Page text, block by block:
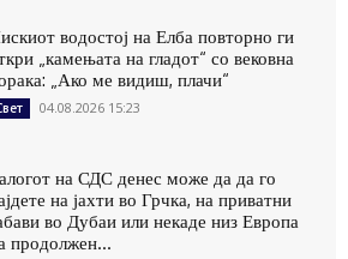
водостој на Елба повторно ги
„камењата на гладот“ со вековна
„Ако ме видиш, плачи“
04.08.2026 15:23
на СДС денес може да да го
на јахти во Грчка, на приватни
во Дубаи или некаде низ Европа
продолжен...